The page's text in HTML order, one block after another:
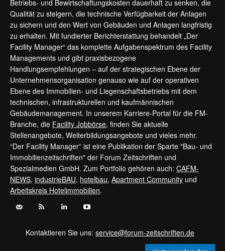
Betriebs- und Bewirtschaftungskosten dauerhaft zu senken, die
Qualität zu steigern, die technische Verfügbarkeit der Anlagen
zu sichern und den Wert von Gebäuden und Anlagen langfristig
zu erhalten. Mit fundierter Berichterstattung behandelt „Der
Facility Manager“ das komplette Aufgabenspektrum des Facility
Managements und gibt praxisbezogene
Handlungsempfehlungen – auf der strategischen Ebene der
Unternehmensorganisation genauso wie auf der operativen
Ebene des Immobilien- und Liegenschaftsbetriebs mit dem
technischen, infrastrukturellen und kaufmännischen
Gebäudemanagement. In unserem Karriere-Portal für die FM-
Branche, die Facility Jobbörse, finden Sie aktuelle
Stellenangebote, Weiterbildungsangebote und vieles mehr.
“Der Facility Manager” ist eine Publikation der Sparte "Bau- und
Immobilienzeitschriften" der Forum Zeitschriften und
Spezialmedien GmbH. Zum Portfolio gehören auch: CAFM-
NEWS, industrieBAU, hotelbau, Apartment Community und
Arbeitskreis Hotelimmobilien.
Kontaktieren Sie uns:service@forum-zeitschriften.de